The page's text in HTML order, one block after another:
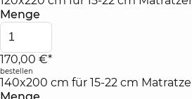
Menge
170,00 €*
bestellen
140x200 cm für 15-22 cm